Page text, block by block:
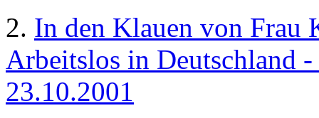
2. In den Klauen von Frau
Arbeitslos in Deutschland
23.10.2001